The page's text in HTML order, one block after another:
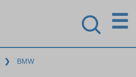
☰
❯ BMW